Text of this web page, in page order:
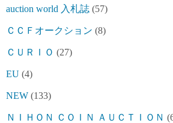
auction world 入札誌 (57)
ＣＣＦオークション (8)
ＣＵＲＩＯ (27)
EU (4)
NEW (133)
ＮＩＨＯＮ ＣＯＩＮ ＡＵＣＴＩＯＮ